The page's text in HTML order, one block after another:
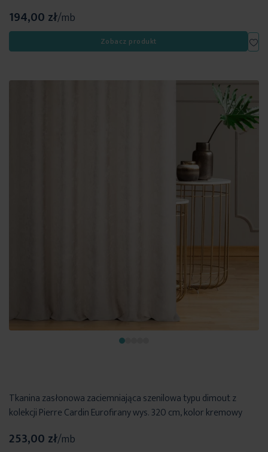
194,00 zł/mb
Zobacz produkt
Tkanina zasłonowa zaciemniająca szenilowa typu dimout z
kolekcji Pierre Cardin Eurofirany wys. 320 cm, kolor kremowy
253,00 zł/mb